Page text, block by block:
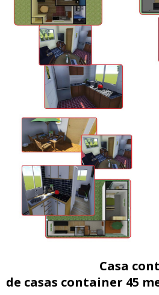
Casa
de casas container 45